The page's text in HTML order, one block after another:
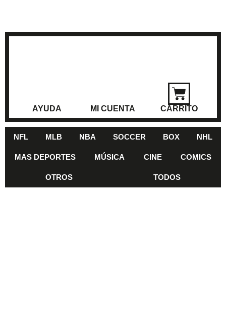
AYUDA MI CUENTA CARRITO
NFL MLB NBA SOCCER BOX NHL
MAS DEPORTES MÚSICA CINE COMICS
OTROS TODOS